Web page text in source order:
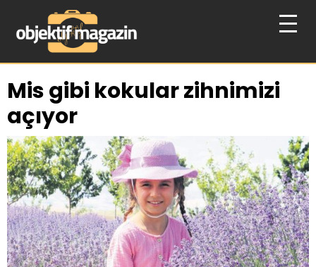
Mis gibi kokular zihnimizi
açıyor